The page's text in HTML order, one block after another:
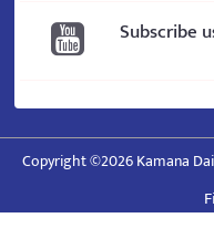
Subscribe
Copyright ©2026 Kamana